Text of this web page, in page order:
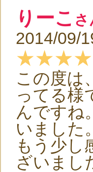
りーこ
2014/09/
この度は
ってる様
んですね
いました
もう少し
ざいまし